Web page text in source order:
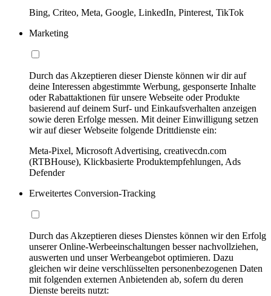
Bing, Criteo, Meta, Google, LinkedIn, Pinterest, TikTok
Marketing
Durch das Akzeptieren dieser Dienste können wir dir auf
deine Interessen abgestimmte Werbung, gesponserte Inhalte
oder Rabattaktionen für unsere Webseite oder Produkte
basierend auf deinem Surf- und Einkaufsverhalten anzeigen
sowie deren Erfolge messen. Mit deiner Einwilligung setzen
wir auf dieser Webseite folgende Drittdienste ein:
Meta-Pixel, Microsoft Advertising, creativecdn.com
(RTBHouse), Klickbasierte Produktempfehlungen, Ads
Defender
Erweitertes Conversion-Tracking
Durch das Akzeptieren dieses Dienstes können wir den Erfolg
unserer Online-Werbeeinschaltungen besser nachvollziehen,
auswerten und unser Werbeangebot optimieren. Dazu
gleichen wir deine verschlüsselten personenbezogenen Daten
mit folgenden externen Anbietenden ab, sofern du deren
Dienste bereits nutzt: